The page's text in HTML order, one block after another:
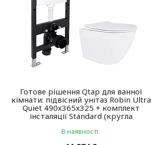
Готове рішення Qtap для ванної
кімнати: підвісний унітаз Robin Ultra
Quiet 490x365x325 + комплект
інсталяції Standard (кругла
В наявності